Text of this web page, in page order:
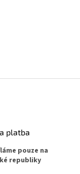
platba
pouze na
republiky